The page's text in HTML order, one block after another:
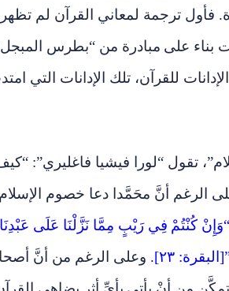
فأول ترجمة لمعاني القرآن لم تظهر
بناء على مبادرة من “بطرس
للقرآن، تلك الإدانات التي
تقول “لورا فيشيا فاغليري”:
الرغم أنَّ محَمَّدا دعا خصوم الإسلام
“وَإِنْ كُنْتُمْ فِي رَيْبٍ مِمَّا نَزَّلْنَا عَلَى
٢٣]. وعلى الرغم من أنَّ